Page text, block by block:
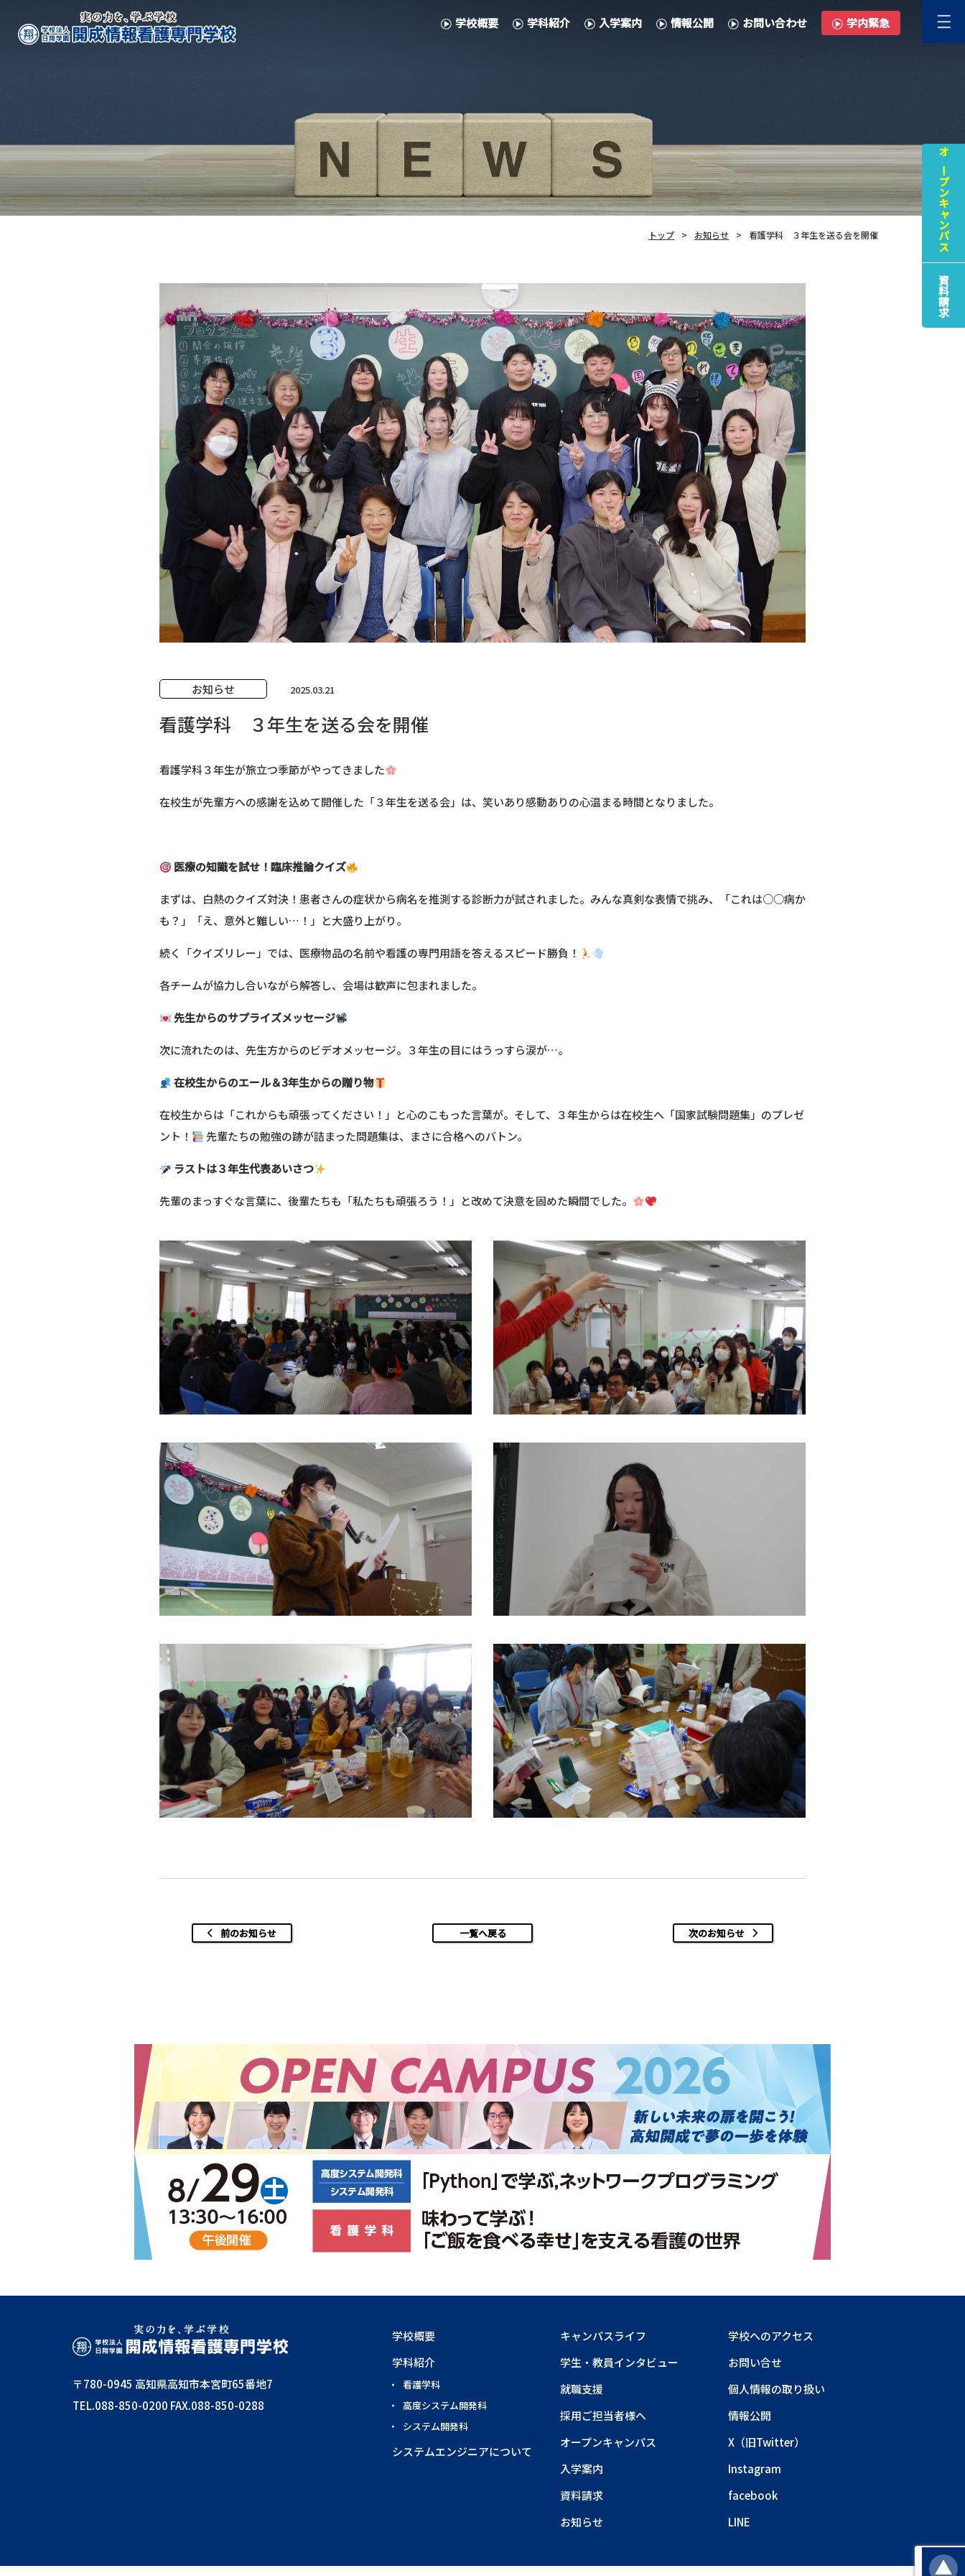
学校概要 学科紹介 入学案内 情報公開 お問い合わせ 学内緊急
トップ お知らせ 看護学科 ３年生を送る会を開催
お知らせ 2025.03.21
看護学科 ３年生を送る会を開催
看護学科３年生が旅立つ季節がやってきました
在校生が先輩方への感謝を込めて開催した「３年生を送る会」は、笑いあり感動ありの心温まる時間となりました。
医療の知識を試せ！臨床推論クイズ
まずは、白熱のクイズ対決！患者さんの症状から病名を推測する診断力が試されました。みんな真剣な表情で挑み、「これは○○病か
も？」「え、意外と難しい…！」と大盛り上がり。
続く「クイズリレー」では、医療物品の名前や看護の専門用語を答えるスピード勝負！
各チームが協力し合いながら解答し、会場は歓声に包まれました。
先生からのサプライズメッセージ
次に流れたのは、先生方からのビデオメッセージ。３年生の目にはうっすら涙が…。
在校生からのエール＆3年生からの贈り物
在校生からは「これからも頑張ってください！」と心のこもった言葉が。そして、３年生からは在校生へ「国家試験問題集」のプレゼ
ント！
先輩たちの勉強の跡が詰まった問題集は、まさに合格へのバトン。
ラストは３年生代表あいさつ
先輩のまっすぐな言葉に、後輩たちも「私たちも頑張ろう！」と改めて決意を固めた瞬間でした。
前のお知らせ 一覧へ戻る 次のお知らせ
〒780-0945 高知県高知市本宮町65番地7
TEL.088-850-0200 FAX.088-850-0288
学校概要
学科紹介
看護学科
高度システム開発科
システム開発科
システムエンジニアについて
キャンパスライフ
学生・教員インタビュー
就職支援
採用ご担当者様へ
オープンキャンパス
入学案内
資料請求
お知らせ
学校へのアクセス
お問い合せ
個人情報の取り扱い
情報公開
X（旧Twitter）
Instagram
facebook
LINE
オープンキャンパス
資料請求